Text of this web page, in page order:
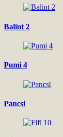
Balint 2
Pumi 4
Pancsi